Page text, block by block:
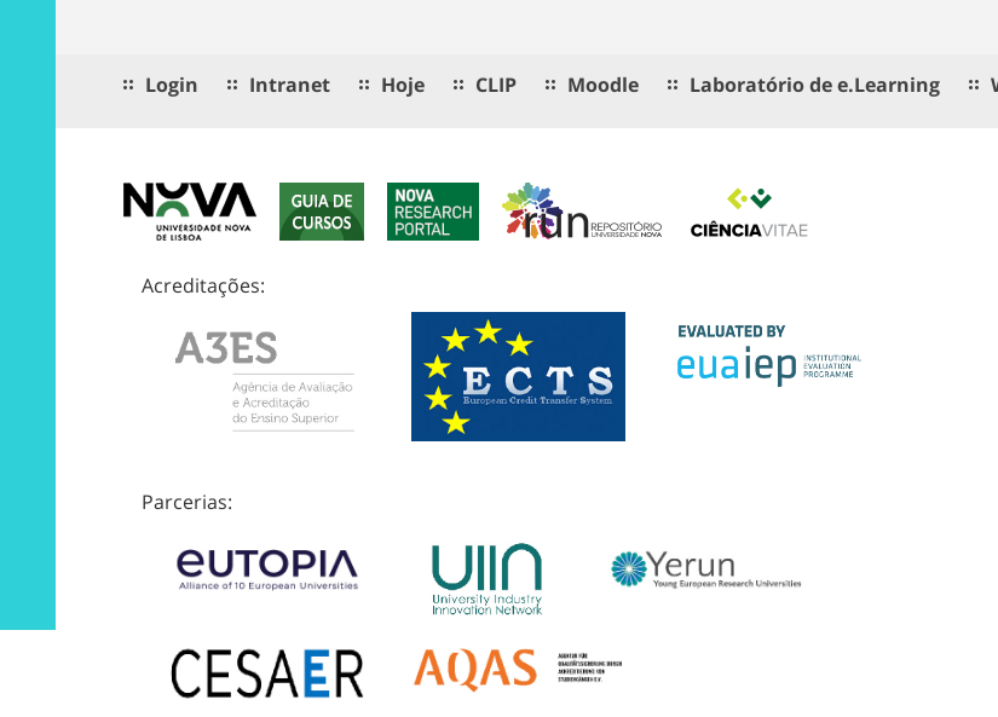
Login Intranet Hoje CLIP Moodle Laboratório de e.Learning
Acreditações:
Parcerias: